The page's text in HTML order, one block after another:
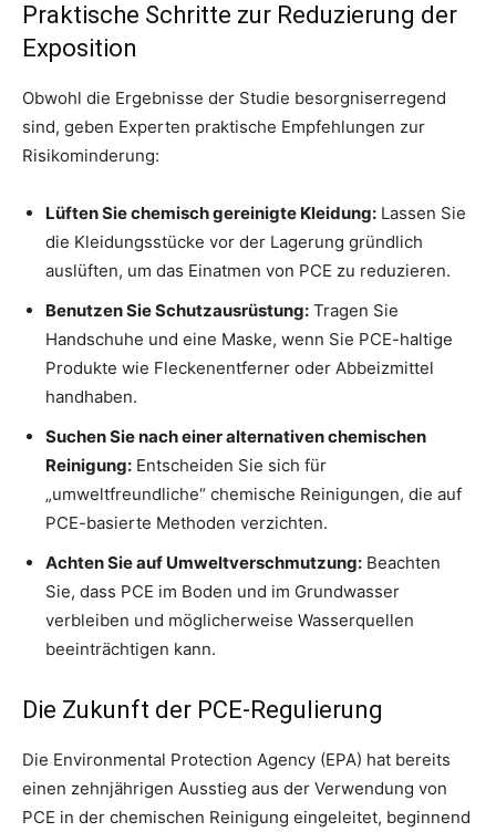
Praktische Schritte zur Reduzierung der
Exposition
Obwohl die Ergebnisse der Studie besorgniserregend
sind, geben Experten praktische Empfehlungen zur
Risikominderung:
Lüften Sie chemisch gereinigte Kleidung: Lassen Sie
die Kleidungsstücke vor der Lagerung gründlich
auslüften, um das Einatmen von PCE zu reduzieren.
Benutzen Sie Schutzausrüstung: Tragen Sie
Handschuhe und eine Maske, wenn Sie PCE-haltige
Produkte wie Fleckenentferner oder Abbeizmittel
handhaben.
Suchen Sie nach einer alternativen chemischen
Reinigung: Entscheiden Sie sich für
„umweltfreundliche“ chemische Reinigungen, die auf
PCE-basierte Methoden verzichten.
Achten Sie auf Umweltverschmutzung: Beachten
Sie, dass PCE im Boden und im Grundwasser
verbleiben und möglicherweise Wasserquellen
beeinträchtigen kann.
Die Zukunft der PCE-Regulierung
Die Environmental Protection Agency (EPA) hat bereits
einen zehnjährigen Ausstieg aus der Verwendung von
PCE in der chemischen Reinigung eingeleitet, beginnend